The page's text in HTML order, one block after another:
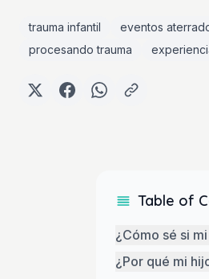
trauma infantil eventos
procesando trauma
Table of
¿Cómo sé si
¿Por qué mi